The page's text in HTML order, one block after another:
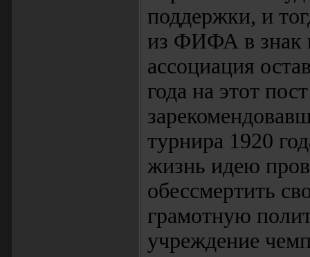
поддержки, и
из ФИФА в знак
ассоциация
года на этот
турнира 1920
жизнь идею
обессмертить
грамотную
учреждение